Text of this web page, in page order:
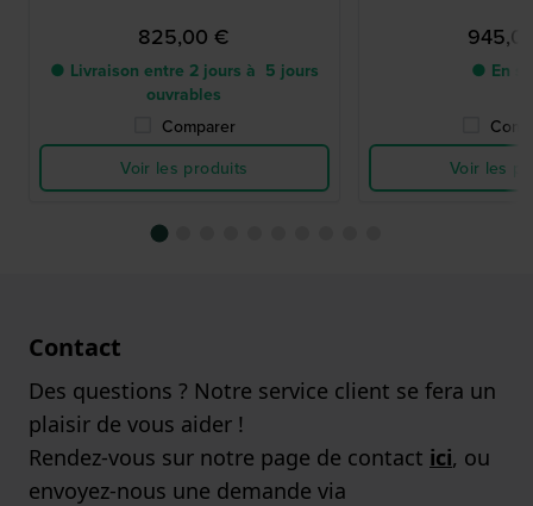
825,00 €
● Livraison entre 2 jours à 5 jours
ouvrables
Comparer
Voir les produits
● En
Voir les
Contact
Des questions ? Notre service client se fera un
plaisir de vous aider !
Rendez-vous sur notre page de contact ici, ou
envoyez-nous une demande via